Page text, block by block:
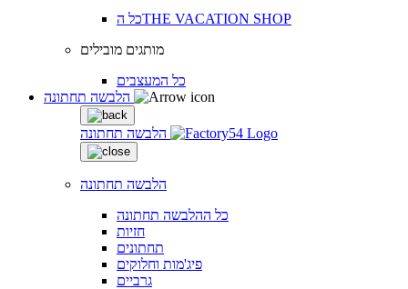
כל הTHE VACATION SHOP
מותגים מובילים
כל המעצבים
הלבשה תחתונה
הלבשה תחתונה
כל ההלבשה תחתונה
חזיות
תחתונים
פיג'מות וחלוקים
גרביים